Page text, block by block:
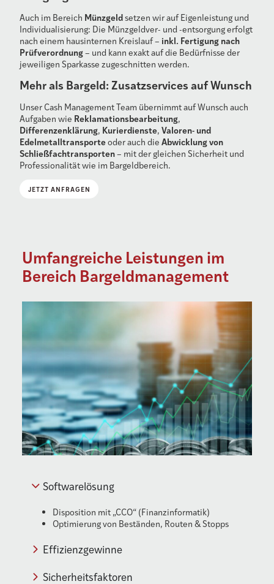
Auch im Bereich Münzgeldsetzen wir auf Eigenleistung und
Individualisierung: Die Münzgeldver- und -entsorgung erfolgt
nach einem hausinternen Kreislauf – inkl. Fertigung nach
Prüfverordnung– und kann exakt auf die Bedürfnisse der
jeweiligen Sparkasse zugeschnitten werden.
Mehr als Bargeld: Zusatzservices auf Wunsch
Unser Cash Management Team übernimmt auf Wunsch auch
Aufgaben wie Reklamationsbearbeitung,
Differenzenklärung, Kurierdienste,Valoren- und
Edelmetalltransporteoder auch dieAbwicklung von
Schließfachtransporten– mit der gleichen Sicherheit und
Professionalität wie im Bargeldbereich.
JETZT ANFRAGEN
Umfangreiche Leistungen im
Bereich Bargeldmanagement
Softwarelösung
Disposition mit „CCO“ (Finanzinformatik)
Optimierung von Beständen, Routen & Stopps
Effizienzgewinne
Sicherheitsfaktoren